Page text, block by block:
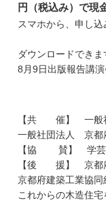
円（税込み）で現
スマホから、申し込
ダウンロードできま
8月9日出版報告講
【共 催】 一般社
一般社団法人 京都
【協 賛】 学芸
【後 援】 京都
京都府建築工業協同
これからの木造住